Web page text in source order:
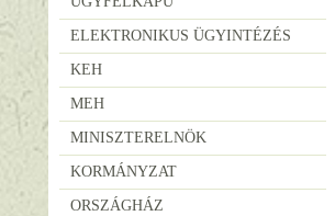
ELEKTRONIKUS ÜGYINTÉZÉS
KEH
MEH
MINISZTERELNÖK
KORMÁNYZAT
ORSZÁGHÁZ